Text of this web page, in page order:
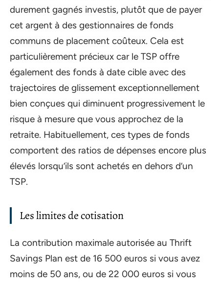
durement gagnés investis, plutôt que de payer
cet argent à des gestionnaires de fonds
communs de placement coûteux. Cela est
particulièrement précieux car le TSP offre
également des fonds à date cible avec des
trajectoires de glissement exceptionnellement
bien conçues qui diminuent progressivement le
risque à mesure que vous approchez de la
retraite. Habituellement, ces types de fonds
comportent des ratios de dépenses encore plus
élevés lorsqu’ils sont achetés en dehors d’un
TSP.
Les limites de cotisation
La contribution maximale autorisée au Thrift
Savings Plan est de 16 500 euros si vous avez
moins de 50 ans, ou de 22 000 euros si vous